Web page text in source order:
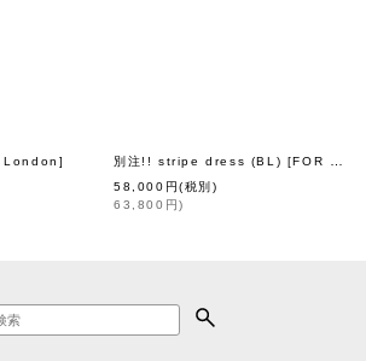
Stripes CHILD WOMAN]
]
別注!! stripe dress (BL) [FOR flowers of romance
58,000 円(税別)
63,800 円)